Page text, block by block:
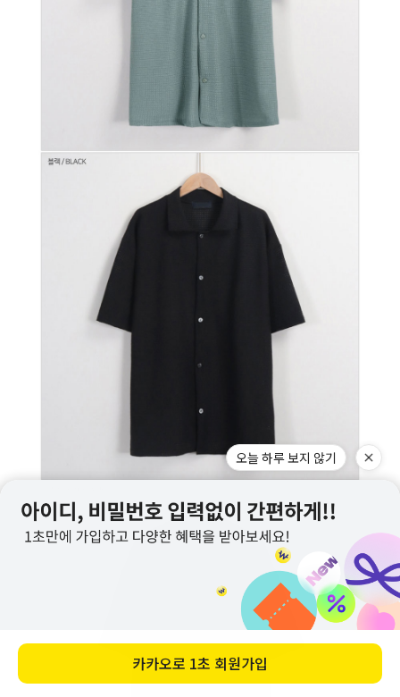
오늘 하루 보지 않기
카카오로 1초 회원가입